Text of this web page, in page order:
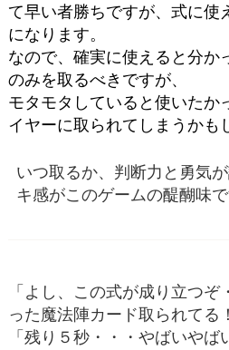
て早い者勝ちですが、式に使
になります。
なので、確実に使えると分か
のみを取るべきですが、
モタモタしていると使いたか
イヤーに取られてしまうかも
いつ取るか、判断力と勇気
キ感がこのゲームの醍醐味で
「よし、この式が成り立つ
った魔法陣カード取られてる
「残り５秒・・・やばいやば